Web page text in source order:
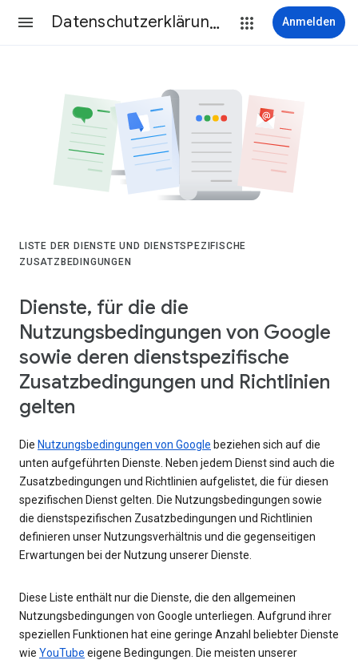
Datenschutzerklärung & Nutzungsbedingungen Anmelden
LISTE DER DIENSTE UND DIENSTSPEZIFISCHE
ZUSATZBEDINGUNGEN
Dienste, für die die
Nutzungsbedingungen von Google
sowie deren dienstspezifische
Zusatzbedingungen und Richtlinien
gelten
Die Nutzungsbedingungen von Google beziehen sich auf die
unten aufgeführten Dienste. Neben jedem Dienst sind auch die
Zusatzbedingungen und Richtlinien aufgelistet, die für diesen
spezifischen Dienst gelten. Die Nutzungsbedingungen sowie
die dienstspezifischen Zusatzbedingungen und Richtlinien
definieren unser Nutzungsverhältnis und die gegenseitigen
Erwartungen bei der Nutzung unserer Dienste.
Diese Liste enthält nur die Dienste, die den allgemeinen
Nutzungsbedingungen von Google unterliegen. Aufgrund ihrer
speziellen Funktionen hat eine geringe Anzahl beliebter Dienste
wie YouTube eigene Bedingungen. Die meisten unserer